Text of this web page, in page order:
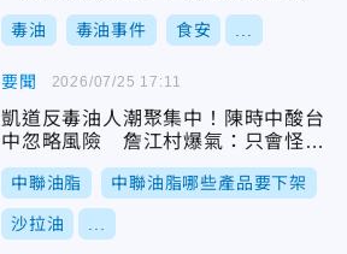
毒油 毒油事件 食安
要聞
凱道反毒油人潮聚集中！陳時中酸台
中忽略風險 詹江村爆氣：只會怪地
方
中聯油脂 中聯油脂哪些產品要下架
沙拉油
2026/07/25 17:11